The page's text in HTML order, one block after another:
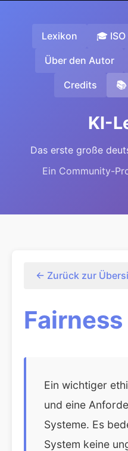
Lexikon 🎓
Über den Autor
Credits
KI-
Das erste große
Ein Community-
← Zurück zur
Fairness
Ein wichtiger
und eine
Systeme. Es
System keine